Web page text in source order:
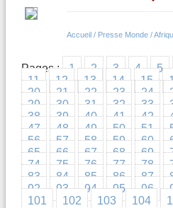
Accueil / Presse Monde /
Pages : 1 2 3 4 5
11
12 13 14 15
20
21 22 23 24
29
30 31 32 33
38
39 40 41 42
47
48 49 50 51
56
57 58 59 60
65
66 67 68 69
74
75 76 77 78
83
84 85 86 87
92
93 94 95 96
101
102 103 104